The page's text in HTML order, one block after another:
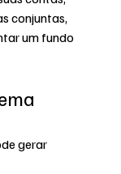
conjuntas,
um fundo
gerar